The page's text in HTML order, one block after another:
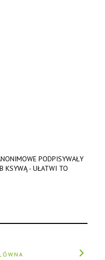
PODPISYWAŁY
KSYWĄ - UŁATWI TO